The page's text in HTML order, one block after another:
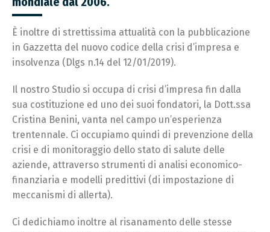
È inoltre di strettissima attualità con la pubblicazione
in Gazzetta del nuovo codice della crisi d’impresa e
insolvenza (Dlgs n.14 del 12/01/2019).
Il nostro Studio si occupa di crisi d’impresa fin dalla
sua costituzione ed uno dei suoi fondatori, la Dott.ssa
Cristina Benini, vanta nel campo un’esperienza
trentennale. Ci occupiamo quindi di prevenzione della
crisi e di monitoraggio dello stato di salute delle
aziende, attraverso strumenti di analisi economico-
finanziaria e modelli predittivi (di impostazione di
meccanismi di allerta).
Ci dedichiamo inoltre al risanamento delle stesse